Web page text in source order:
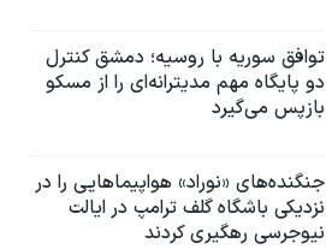
توافق سوریه با روسیه؛ دمشق کنترل
دو پایگاه مهم مدیترانه‌ای را از مسکو
بازپس می‌گیرد
جنگنده‌های «نوراد» هواپیماهایی را در
نزدیکی باشگاه گلف ترامپ در ایالت
نیوجرسی رهگیری کردند